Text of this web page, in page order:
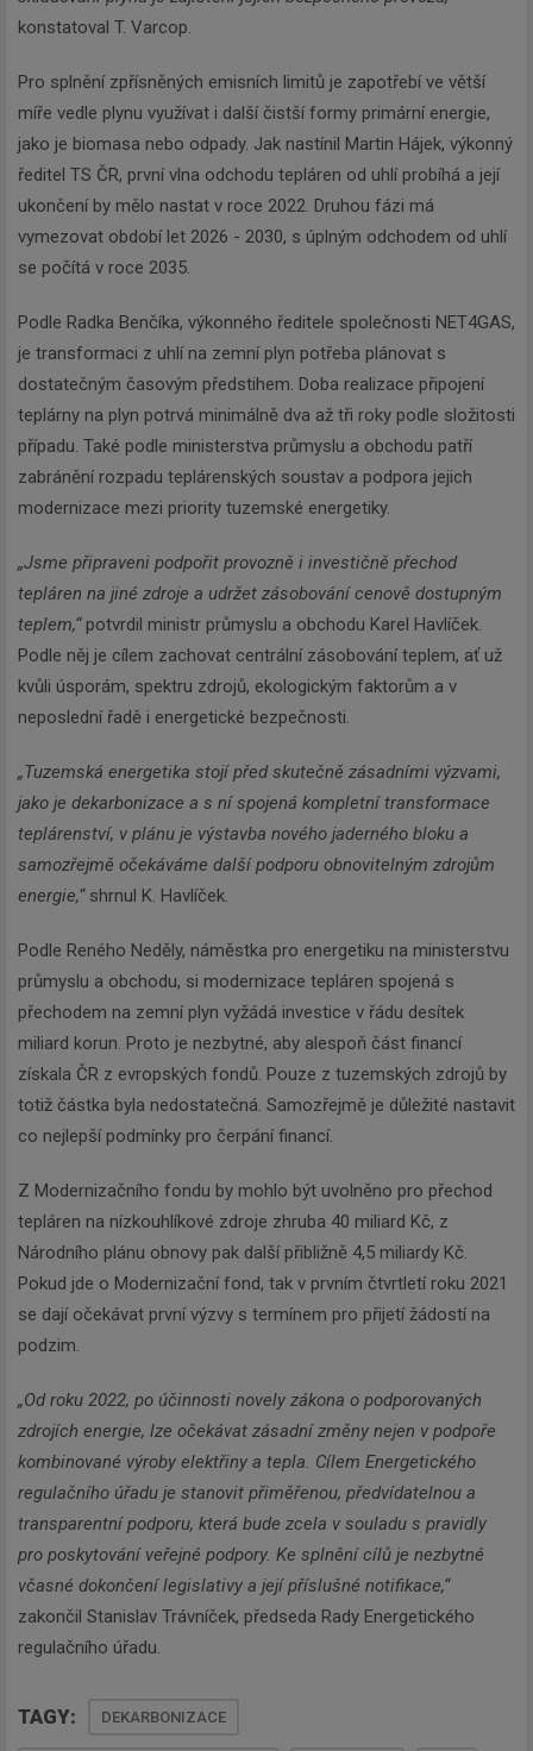
konstatoval T. Varcop.
Pro splnění zpřísněných emisních limitů je zapotřebí ve větší
míře vedle plynu využívat i další čistší formy primární energie,
jako je biomasa nebo odpady. Jak nastínil Martin Hájek, výkonný
ředitel TS ČR, první vlna odchodu tepláren od uhlí probíhá a její
ukončení by mělo nastat v roce 2022. Druhou fázi má
vymezovat období let 2026 - 2030, s úplným odchodem od uhlí
se počítá v roce 2035.
Podle Radka Benčíka, výkonného ředitele společnosti NET4GAS,
je transformaci z uhlí na zemní plyn potřeba plánovat s
dostatečným časovým předstihem. Doba realizace připojení
teplárny na plyn potrvá minimálně dva až tři roky podle složitosti
případu. Také podle ministerstva průmyslu a obchodu patří
zabránění rozpadu teplárenských soustav a podpora jejich
modernizace mezi priority tuzemské energetiky.
„Jsme připraveni podpořit provozně i investičně přechod
tepláren na jiné zdroje a udržet zásobování cenově dostupným
teplem,“potvrdil ministr průmyslu a obchodu Karel Havlíček.
Podle něj je cílem zachovat centrální zásobování teplem, ať už
kvůli úsporám, spektru zdrojů, ekologickým faktorům a v
neposlední řadě i energetické bezpečnosti.
„Tuzemská energetika stojí před skutečně zásadními výzvami,
jako je dekarbonizace a s ní spojená kompletní transformace
teplárenství, v plánu je výstavba nového jaderného bloku a
samozřejmě očekáváme další podporu obnovitelným zdrojům
energie,“shrnul K. Havlíček.
Podle Reného Neděly, náměstka pro energetiku na ministerstvu
průmyslu a obchodu, si modernizace tepláren spojená s
přechodem na zemní plyn vyžádá investice v řádu desítek
miliard korun. Proto je nezbytné, aby alespoň část financí
získala ČR z evropských fondů. Pouze z tuzemských zdrojů by
totiž částka byla nedostatečná. Samozřejmě je důležité nastavit
co nejlepší podmínky pro čerpání financí.
Z Modernizačního fondu by mohlo být uvolněno pro přechod
tepláren na nízkouhlíkové zdroje zhruba 40 miliard Kč, z
Národního plánu obnovy pak další přibližně 4,5 miliardy Kč.
Pokud jde o Modernizační fond, tak v prvním čtvrtletí roku 2021
se dají očekávat první výzvy s termínem pro přijetí žádostí na
podzim.
„Od roku 2022, po účinnosti novely zákona o podporovaných
zdrojích energie, lze očekávat zásadní změny nejen v podpoře
kombinované výroby elektřiny a tepla. Cílem Energetického
regulačního úřadu je stanovit přiměřenou, předvídatelnou a
transparentní podporu, která bude zcela v souladu s pravidly
pro poskytování veřejné podpory. Ke splnění cílů je nezbytné
včasné dokončení legislativy a její příslušné notifikace,“
zakončil Stanislav Trávníček, předseda Rady Energetického
regulačního úřadu.
TAGY: DEKARBONIZACE